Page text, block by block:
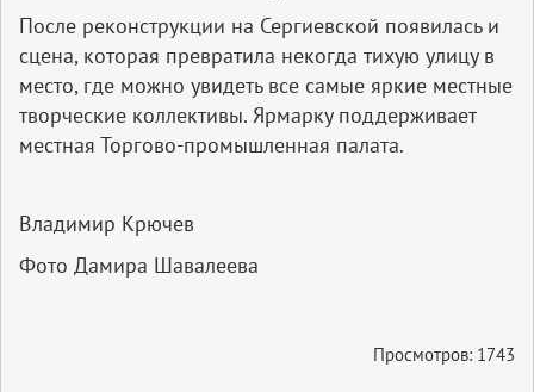
После реконструкции на Сергиевской появилась и
сцена, которая превратила некогда тихую улицу в
место, где можно увидеть все самые яркие местные
творческие коллективы. Ярмарку поддерживает
местная Торгово-промышленная палата.
Владимир Крючев
Фото Дамира Шавалеева
Просмотров: 1743